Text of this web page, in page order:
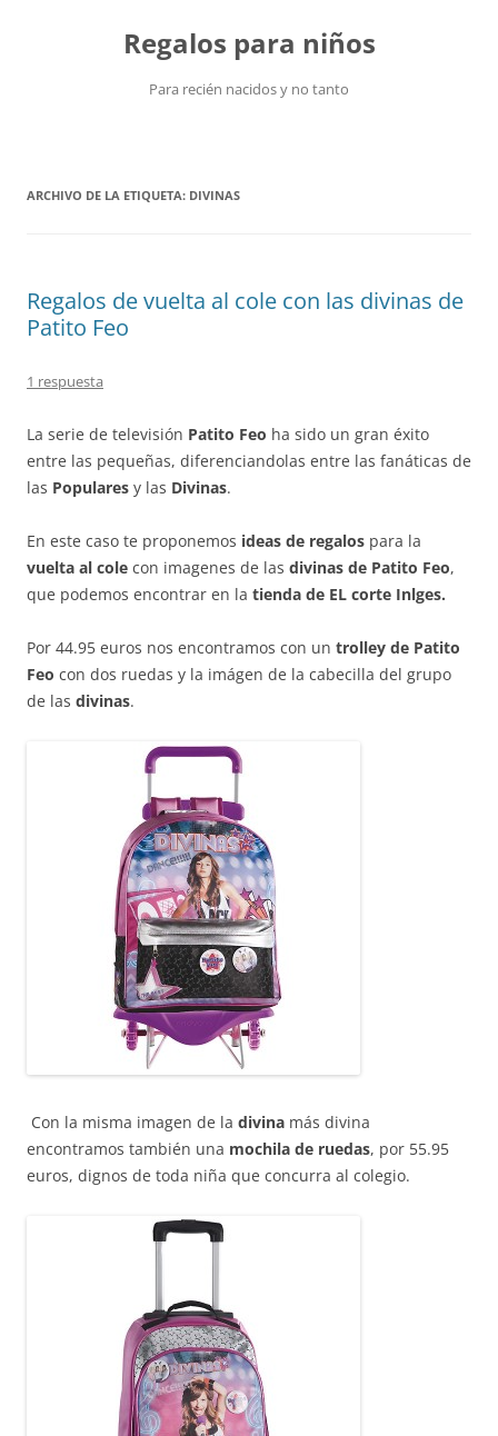
Regalos para niños
Para recién nacidos y no tanto
ARCHIVO DE LA ETIQUETA: DIVINAS
Regalos de vuelta al cole con las divinas de
Patito Feo
1 respuesta
La serie de televisión Patito Feo ha sido un gran éxito
entre las pequeñas, diferenciandolas entre las fanáticas de
las Populares y las Divinas.
En este caso te proponemos ideas de regalos para la
vuelta al cole con imagenes de las divinas de Patito Feo,
que podemos encontrar en la tienda de EL corte Inlges.
Por 44.95 euros nos encontramos con un trolley de Patito
Feo con dos ruedas y la imágen de la cabecilla del grupo
de las divinas.
Con la misma imagen de la divina más divina
encontramos también una mochila de ruedas, por 55.95
euros, dignos de toda niña que concurra al colegio.